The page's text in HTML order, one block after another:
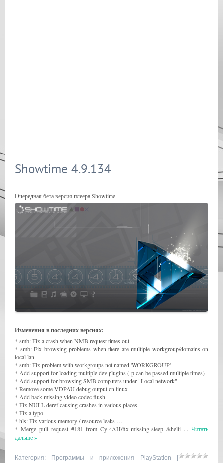
Showtime 4.9.134
Очередная бета версия плеера Showtime
Изменения в последних версиях:
* smb: Fix a crash when NMB request times out
* smb: Fix browsing problems when there are multiple workgroup/domains on
local lan
* smb: Fix problem with workgroups not named 'WORKGROUP'
* Add support for loading multiple dev plugins (-p can be passed multiple times)
* Add support for browsing SMB computers under "Local network"
* Remove some VDPAU debug output on linux
* Add back missing video codec flush
* Fix NULL deref causing crashes in various places
* Fix a typo
* hls: Fix various memory / resource leaks …
* Merge pull request #181 from Cy-4AH/fix-missing-sleep &helli ...Читать
дальше »
Категория: Программы и приложения PlayStation |